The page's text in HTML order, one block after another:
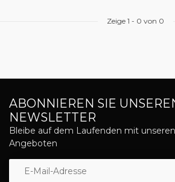
Zeige 1 - 0 von 0
ABONNIEREN SIE
NEWSLETTER
Bleibe auf dem Laufenden mit
Angeboten